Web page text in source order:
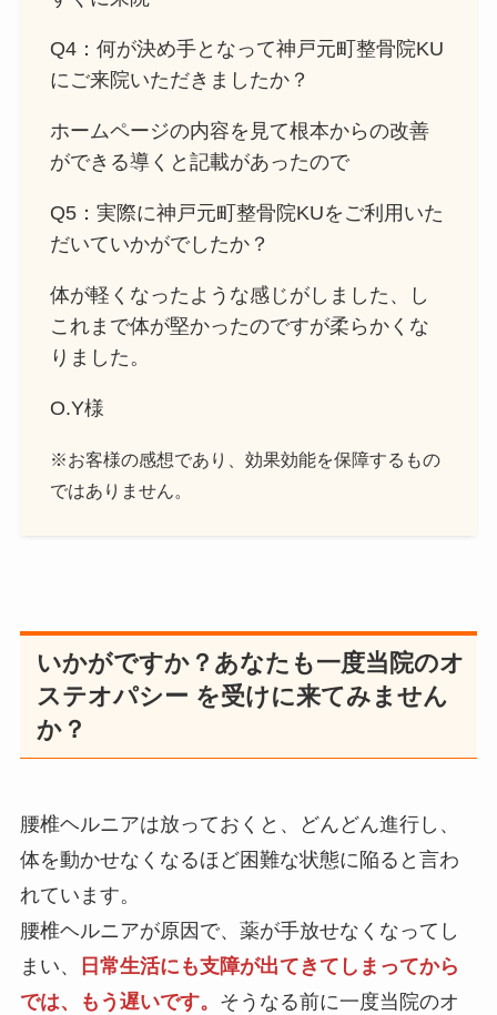
Q4：何が決め手となって神戸元町整骨院KU
にご来院いただきましたか？
ホームページの内容を見て根本からの改善
ができる導くと記載があったので
Q5：実際に神戸元町整骨院KUをご利用いた
だいていかがでしたか？
体が軽くなったような感じがしました、し
これまで体が堅かったのですが柔らかくな
りました。
O.Y様
※お客様の感想であり、効果効能を保障するもの
ではありません。
いかがですか？あなたも一度当院のオ
ステオパシー を受けに来てみません
か？
腰椎ヘルニアは放っておくと、どんどん進行し、
体を動かせなくなるほど困難な状態に陥ると言わ
れています。
腰椎ヘルニアが原因で、薬が手放せなくなってし
まい、
日常生活にも支障が出てきてしまってから
では、もう遅いです。 そうなる前に一度当院のオ